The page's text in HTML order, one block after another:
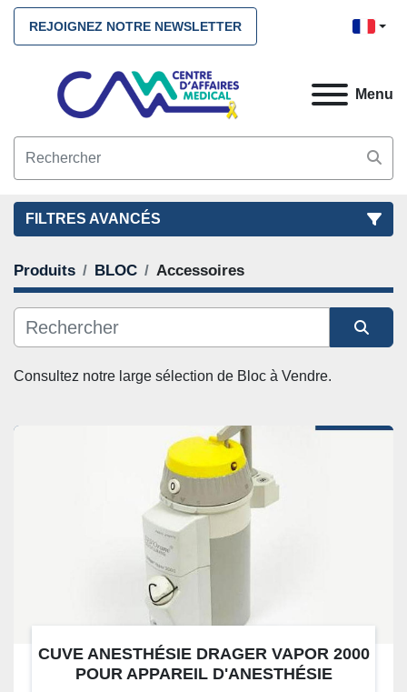
REJOIGNEZ NOTRE NEWSLETTER
Menu
FILTRES AVANCÉS
FILTRES (2)
BLOC
CATÉGORIE
Produits BLOC Accessoires
Trier par
Consultez notre large sélection de Bloc à Vendre.
CUVE ANESTHÉSIE DRAGER VAPOR 2000
POUR APPAREIL D'ANESTHÉSIE